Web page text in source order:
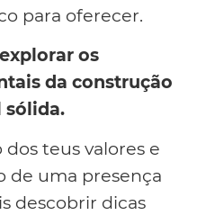
para oferecer.
os
da construção
sólida.
teus valores e
de uma presença
descobrir dicas